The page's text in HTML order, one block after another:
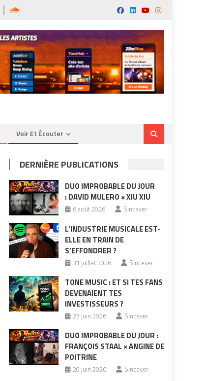
Voir Et Écouter
DERNIÈRE PUBLICATIONS
DUO IMPROBABLE DU JOUR
: DAVID MULERO × XIU XIU
6 août 2026 Sincever
L’INDUSTRIE MUSICALE EST-
ELLE EN TRAIN DE
S’EFFONDRER ?
31 juillet 2026 Sincever
TONE MUSIC : ET SI TES FANS
DEVENAIENT TES
INVESTISSEURS ?
27 juin 2026 Sincever
DUO IMPROBABLE DU JOUR :
FRANÇOIS STAAL × ANGINE DE
POITRINE
20 juin 2026 Sincever